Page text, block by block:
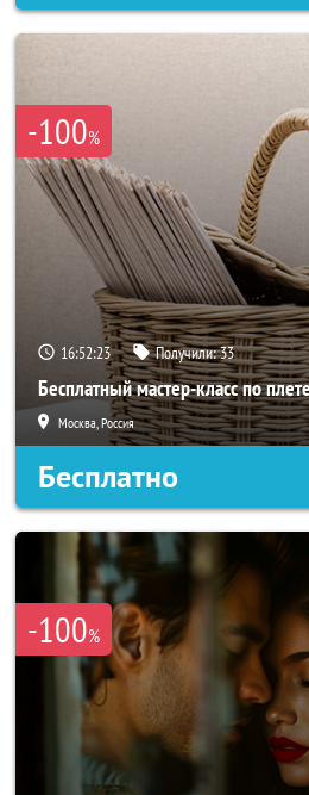
-100%
16:52:22 Получили:33
Бесплатный мастер-класс по
Москва, Россия
Бесплатно
-100%